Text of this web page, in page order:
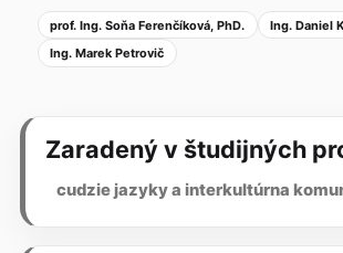
prof. Ing. Soňa Ferenčíková, PhD.
Ing. Daniel
Ing. Marek Petrovič
Zaradený v študijných
cudzie jazyky a interkultúrna